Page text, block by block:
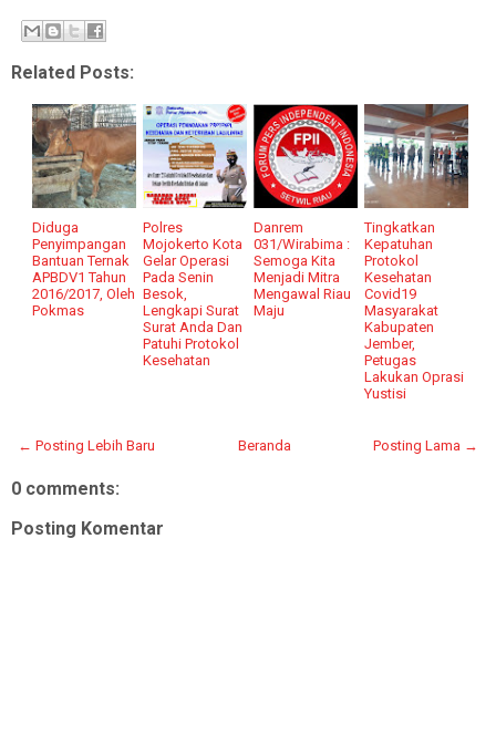
Related Posts:
Diduga
Penyimpangan
Bantuan Ternak
APBDV1 Tahun
2016/2017, Oleh
Pokmas
Polres
Mojokerto Kota
Gelar Operasi
Pada Senin
Besok,
Lengkapi Surat
Surat Anda Dan
Patuhi Protokol
Kesehatan
Danrem
031/Wirabima :
Semoga Kita
Menjadi Mitra
Mengawal Riau
Maju
Tingkatkan
Kepatuhan
Protokol
Kesehatan
Covid19
Masyarakat
Kabupaten
Jember,
Petugas
Lakukan Oprasi
Yustisi
← Posting Lebih Baru Posting Lama →
Beranda
0 comments:
Posting Komentar